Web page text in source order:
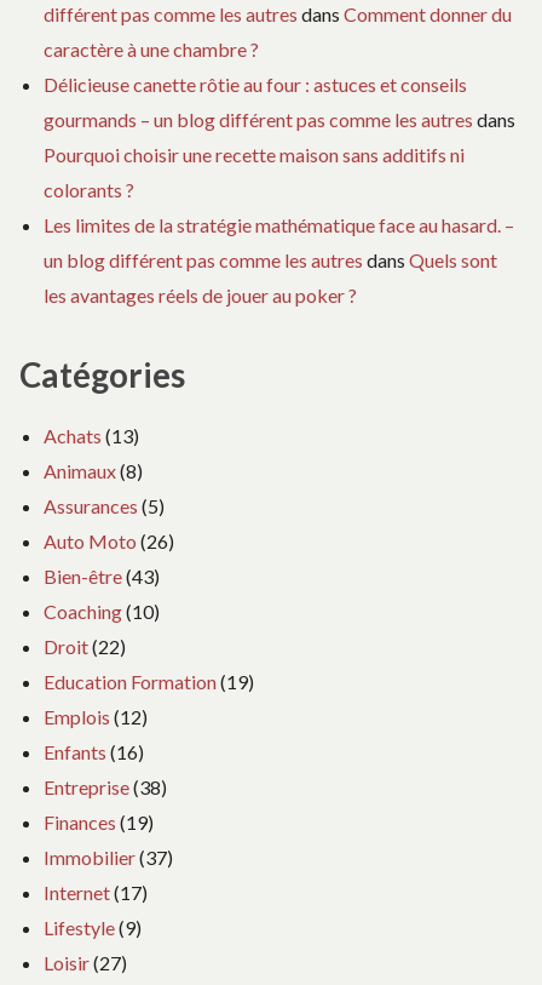
différent pas comme les autres dans Comment donner du
caractère à une chambre ?
Délicieuse canette rôtie au four : astuces et conseils
gourmands – un blog différent pas comme les autres dans
Pourquoi choisir une recette maison sans additifs ni
colorants ?
Les limites de la stratégie mathématique face au hasard. –
un blog différent pas comme les autres dans Quels sont
les avantages réels de jouer au poker ?
Catégories
Achats (13)
Animaux(8)
Assurances (5)
Auto Moto (26)
Bien-être(43)
Coaching(10)
Droit(22)
Education Formation(19)
Emplois (12)
Enfants (16)
Entreprise(38)
Finances (19)
Immobilier(37)
Internet(17)
Lifestyle(9)
Loisir(27)